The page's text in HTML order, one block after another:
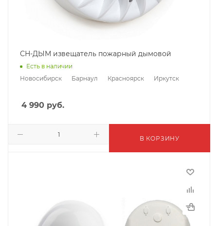
СН-ДЫМ извещатель пожарный дымовой
Есть в наличии
Новосибирск
Барнаул Красноярск Иркутск
4 990 руб.
В КОРЗИНУ